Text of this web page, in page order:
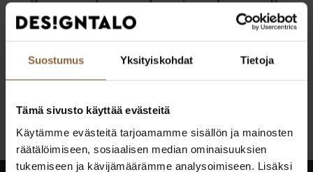
Suostumus Yksityiskohdat Tietoja
Tämä sivusto käyttää evästeitä
Käytämme evästeitä tarjoamamme sisällön ja mainosten
räätälöimiseen, sosiaalisen median ominaisuuksien
tukemiseen ja kävijämäärämme analysoimiseen. Lisäksi
mallinnuskuva on visualisointi, ei esiteltävän talon kuva.